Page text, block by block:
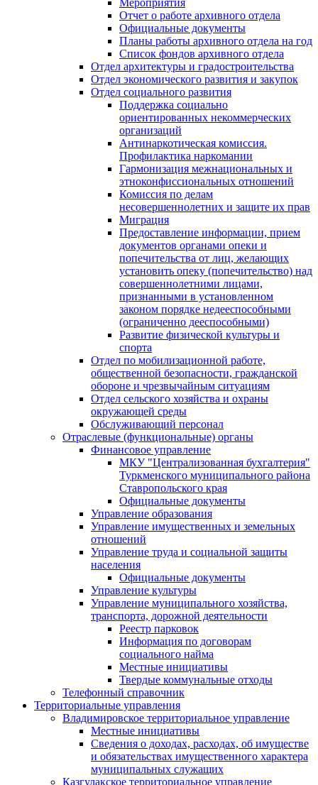
Мероприятия
Отчет о работе архивного отдела
Официальные документы
Планы работы архивного отдела на год
Список фондов архивного отдела
Отдел архитектуры и градостроительства
Отдел экономического развития и закупок
Отдел социального развития
Поддержка социально
ориентированных некоммерческих
организаций
Антинаркотическая комиссия.
Профилактика наркомании
Гармонизация межнациональных и
этноконфиссиональных отношений
Комиссия по делам
несовершеннолетних и защите их прав
Миграция
Предоставление информации, прием
документов органами опеки и
попечительства от лиц, желающих
установить опеку (попечительство) над
совершеннолетними лицами,
признанными в установленном
законом порядке недееспособными
(ограниченно дееспособными)
Развитие физической культуры и
спорта
Отдел по мобилизационной работе,
общественной безопасности, гражданской
оборонe и чрезвычайным ситуациям
Отдел сельского хозяйства и охраны
окружающей среды
Обслуживающий персонал
Отраслевые (функциональные) органы
Финансовое управление
МКУ "Централизованная бухгалтерия"
Туркменского муниципального района
Ставропольского края
Официальные документы
Управление образования
Управление имущественных и земельных
отношений
Управление труда и социальной защиты
населения
Официальные документы
Управление культуры
Управление муниципального хозяйства,
транспорта, дорожной деятельности
Реестр парковок
Информация по договорам
социального найма
Местные инициативы
Твердые коммунальные отходы
Телефонный справочник
Территориальные управления
Владимировское территориальное управление
Местные инициативы
Сведения о доходах, расходах, об имуществе
и обязательствах имущественного характера
муниципальных служащих
Казгулакское территориальное управление